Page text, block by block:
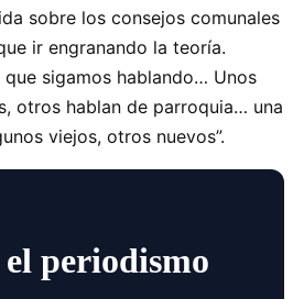
sobre los consejos comunales
ir engranando la teoría.
sigamos hablando… Unos
otros hablan de parroquia… una
viejos, otros nuevos”.
el periodismo